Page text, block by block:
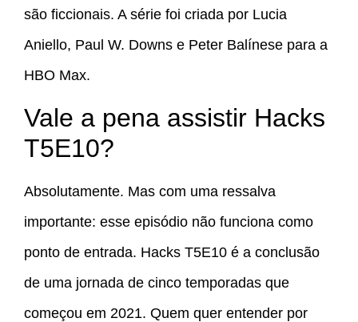
são ficcionais. A série foi criada por Lucia
Aniello, Paul W. Downs e Peter Balínese para a
HBO Max.
Vale a pena assistir Hacks
T5E10?
Absolutamente. Mas com uma ressalva
importante: esse episódio não funciona como
ponto de entrada. Hacks T5E10 é a conclusão
de uma jornada de cinco temporadas que
começou em 2021. Quem quer entender por